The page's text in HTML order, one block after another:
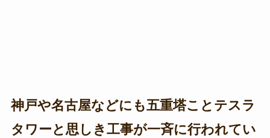
神戸や名古屋などにも五重塔ことテスラ
タワーと思しき工事が一斉に行われてい